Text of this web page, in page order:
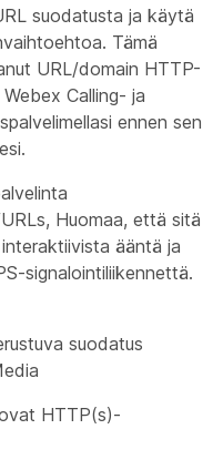
suodatusta ja käytä
Tämä
URL/domain HTTP-
Calling- ja
ennen sen
Huomaa, että sitä
ääntä ja
signalointiliikennettä.
suodatus
HTTP(s)-